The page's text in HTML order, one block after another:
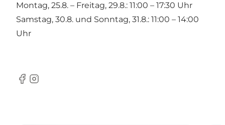
Montag, 25.8. – Freitag, 29.8.: 11:00 – 17:30 Uhr
Samstag, 30.8. und Sonntag, 31.8.: 11:00 – 14:00
Uhr
Facebook
Instagram